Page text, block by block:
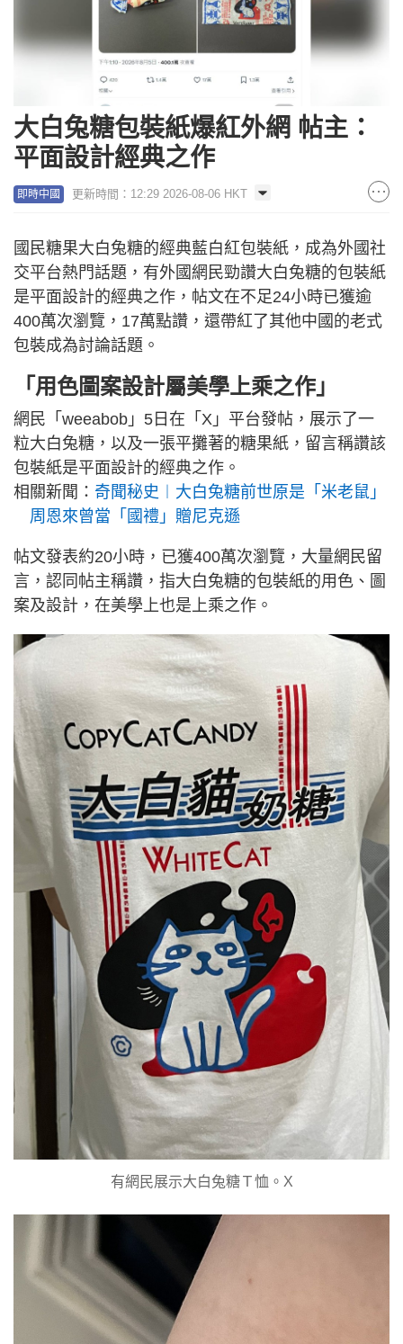
大白兔糖包裝紙爆紅外網 帖主：
平面設計經典之作
即時中國 更新時間：12:29 2026-08-06 HKT
國民糖果大白兔糖的經典藍白紅包裝紙，成為外國社
交平台熱門話題，有外國網民勁讚大白兔糖的包裝紙
是平面設計的經典之作，帖文在不足24小時已獲逾
400萬次瀏覽，17萬點讚，還帶紅了其他中國的老式
包裝成為討論話題。
「用色圖案設計屬美學上乘之作」
網民「weeabob」5日在「X」平台發帖，展示了一
粒大白兔糖，以及一張平攤著的糖果紙，留言稱讚該
包裝紙是平面設計的經典之作。
相關新聞： 奇聞秘史︱大白兔糖前世原是「米老鼠」
周恩來曾當「國禮」贈尼克遜
帖文發表約20小時，已獲400萬次瀏覽，大量網民留
言，認同帖主稱讚，指大白兔糖的包裝紙的用色、圖
案及設計，在美學上也是上乘之作。
有網民展示大白兔糖Ｔ恤。X